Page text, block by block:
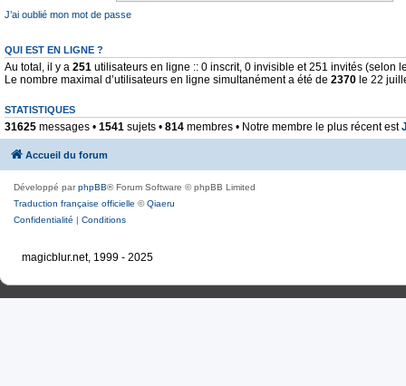
J’ai oublié mon mot de passe
QUI EST EN LIGNE ?
Au total, il y a 251 utilisateurs en ligne :: 0 inscrit, 0 invisible et 251 invités (selon
Le nombre maximal d’utilisateurs en ligne simultanément a été de 2370 le 22
STATISTIQUES
31625 messages • 1541 sujets • 814 membres • Notre membre le plus récent est
Accueil du forum
Développé parphpBB® Forum Software © phpBB Limited
Traduction française officielle ©Qiaeru
Confidentialité | Conditions
magicblur.net, 1999 - 2025